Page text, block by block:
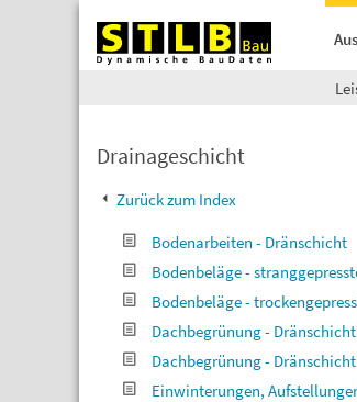
Drainageschicht
Zurück zum Index
Bodenarbeiten - Dränschicht
Bodenbeläge -
Bodenbeläge -
Dachbegrünung -
Dachbegrünung -
Einwinterungen,